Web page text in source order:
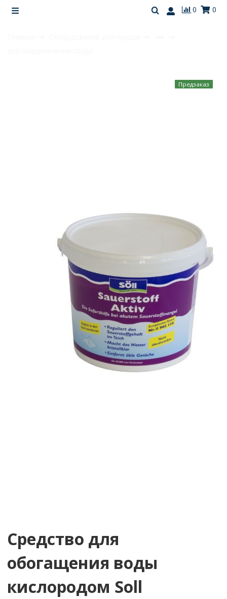
0 0
Предзаказ
Средство для
обогащения воды
кислородом Soll